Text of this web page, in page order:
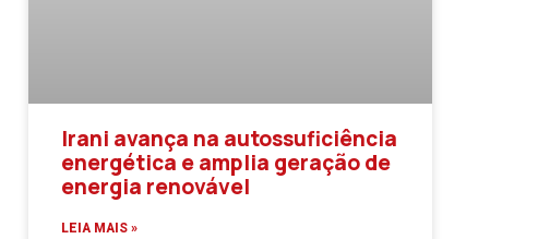
Irani avança na autossuficiência
energética e amplia geração de
energia renovável
LEIA MAIS »